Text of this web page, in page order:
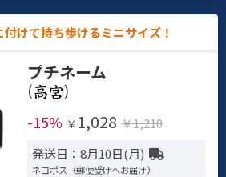
けて持ち歩けるミニサイズ！
プチネーム
(
)
-15% ￥ 1,028 ￥1,210
発送日：8月10日(月)
ネコポス（郵便受けへお届け）